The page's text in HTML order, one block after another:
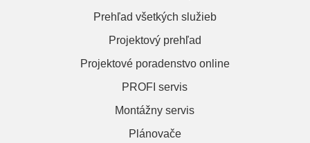
Prehľad všetkých služieb
Projektový prehľad
Projektové poradenstvo online
PROFI servis
Montážny servis
Plánovače